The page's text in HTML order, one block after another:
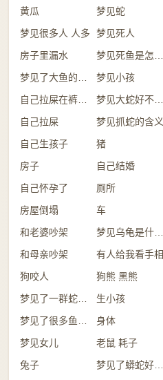
黄瓜
梦见蛇
梦见很多人 人多
梦见死人
房子里漏水
梦见小孩
梦见大蛇好不好？
自己拉屎
梦见抓蛇的含义
自己生孩子
猪
房子
自己结婚
自己怀孕了
厕所
房屋倒塌
车
和老婆吵架
梦见乌龟是什么意思？
和母亲吵架
有人给我看手相
狗咬人
狗熊 黑熊
生小孩
身体
梦见女儿
老鼠 耗子
兔子
梦见了蟒蛇好不好？